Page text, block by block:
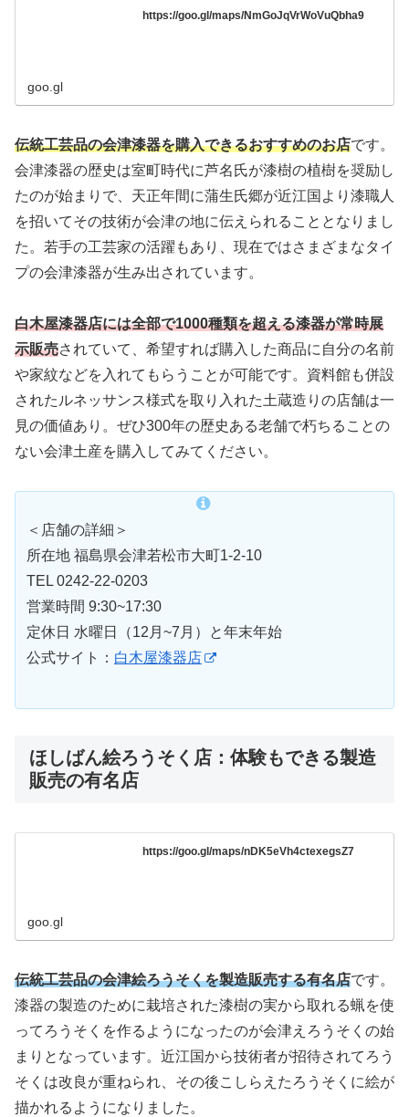
https://goo.gl/maps/NmGoJqVrWoVuQbha9
goo.gl
伝統工芸品の会津漆器を購入できるおすすめのお店です。
会津漆器の歴史は室町時代に芦名氏が漆樹の植樹を奨励し
たのが始まりで、天正年間に蒲生氏郷が近江国より漆職人
を招いてその技術が会津の地に伝えられることとなりまし
た。若手の工芸家の活躍もあり、現在ではさまざまなタイ
プの会津漆器が生み出されています。
白木屋漆器店には全部で1000種類を超える漆器が常時展
示販売されていて、希望すれば購入した商品に自分の名前
や家紋などを入れてもらうことが可能です。資料館も併設
されたルネッサンス様式を取り入れた土蔵造りの店舗は一
見の価値あり。ぜひ300年の歴史ある老舗で朽ちることの
ない会津土産を購入してみてください。
＜店舗の詳細＞
所在地 福島県会津若松市大町1-2-10
TEL 0242-22-0203
営業時間 9:30~17:30
定休日 水曜日（12月~7月）と年末年始
公式サイト： 白木屋漆器店
ほしばん絵ろうそく店：体験もできる製造
販売の有名店
https://goo.gl/maps/nDK5eVh4ctexegsZ7
goo.gl
伝統工芸品の会津絵ろうそくを製造販売する有名店です。
漆器の製造のために栽培された漆樹の実から取れる蝋を使
ってろうそくを作るようになったのが会津えろうそくの始
まりとなっています。近江国から技術者が招待されてろう
そくは改良が重ねられ、その後こしらえたろうそくに絵が
描かれるようになりました。